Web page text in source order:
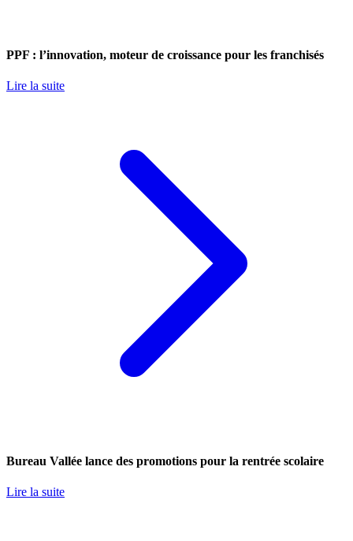
PPF : l’innovation, moteur de croissance pour les franchisés
Lire la suite
Bureau Vallée lance des promotions pour la rentrée scolaire
Lire la suite